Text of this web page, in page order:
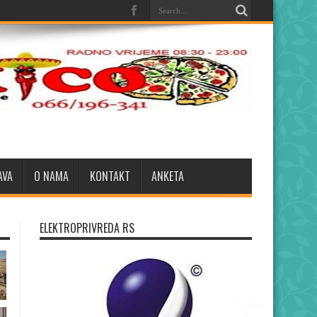
O NAMA KONTAKT ANKETA
ELEKTROPRIVREDA RS